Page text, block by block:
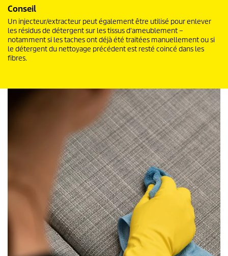
Conseil
Un injecteur/extracteur peut également être utilisé pour enlever
les résidus de détergent sur les tissus d'ameublement –
notamment si les taches ont déjà été traitées manuellement ou si
le détergent du nettoyage précédent est resté coincé dans les
fibres.